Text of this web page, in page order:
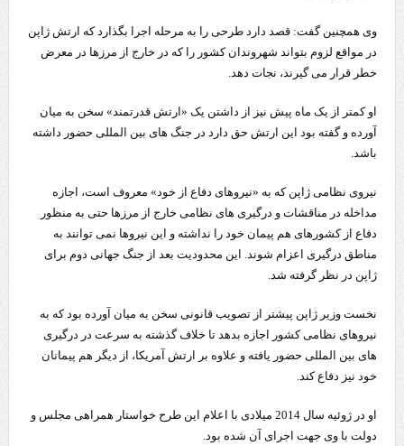
وی همچنین گفت: قصد دارد طرحی را به مرحله اجرا بگذارد که ارتش ژاپن
در مواقع لزوم بتواند شهروندان کشور را که در خارج از مرزها در معرض
خطر قرار می گیرند، نجات دهد.
او کمتر از یک ماه پیش نیز از داشتن یک «ارتش قدرتمند» سخن به میان
آورده و گفته بود این ارتش حق دارد در جنگ های بین المللی حضور داشته
باشد.
نیروی نظامی ژاپن که به «نیروهای دفاع از خود» معروف است، اجازه
مداخله در مناقشات و درگیری های نظامی خارج از مرزها حتی به منظور
دفاع از کشورهای هم پیمان خود را نداشته و این نیروها نمی توانند به
مناطق درگیری اعزام شوند. این محدودیت بعد از جنگ جهانی دوم برای
ژاپن در نظر گرفته شد.
نخست وزیر ژاپن پیشتر از تصویب قانونی سخن به میان آورده بود که به
نیروهای نظامی کشور اجازه بدهد تا خلاف گذشته به سرعت در درگیری
های بین المللی حضور یافته و علاوه بر ارتش آمریکا، از دیگر هم پیمانان
خود نیز دفاع کند.
او در ژوئیه سال 2014 میلادی با اعلام این طرح خواستار همراهی مجلس و
دولت با وی جهت اجرای آن شده بود.